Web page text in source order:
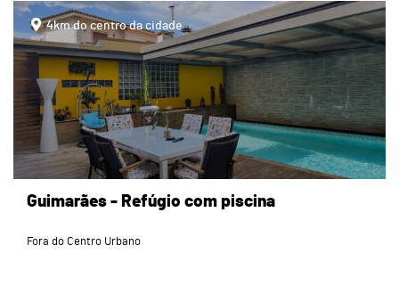
page
4km do centro da cidade
Guimarães - Refúgio com piscina
Fora do Centro Urbano